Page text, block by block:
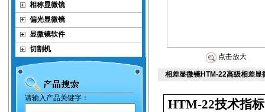
相称显微镜
偏光显微镜
显微镜软件
切割机
请输入产品关键字：
点击放大
相差显微镜HTM-22高级相差
HTM-22技术指标